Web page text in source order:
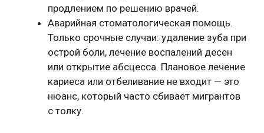
продлением по решению врачей.
Аварийная стоматологическая помощь.
Только срочные случаи: удаление зуба при
острой боли, лечение воспалений десен
или открытие абсцесса. Плановое лечение
кариеса или отбеливание не входит — это
нюанс, который часто сбивает мигрантов
с толку.